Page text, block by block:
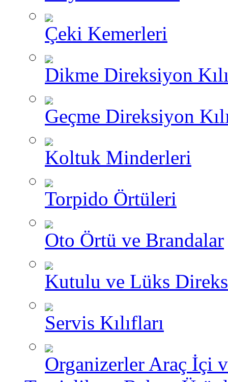
Çeki Kemerleri
Dikme Direksiyon
Geçme Direksiyon
Koltuk Minderleri
Torpido Örtüleri
Oto Örtü ve Brandalar
Kutulu ve Lüks
Servis Kılıfları
Organizerler Araç İçi